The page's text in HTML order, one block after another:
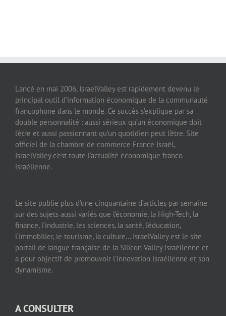
Lancé en mai 2006, IsraelValley est rapidement devenu le
principal outil d’information économique de la communauté
francophone dans le monde. Ce succès s’explique par sa
double personnalité : aussi sérieux qu’un économique doit
l’être et aussi passionnant qu’un quotidien peut l’être. Site
officiel de la chambre de commerce France Israël,
IsraelValley c’est toute l’actualité économique franco-
israélienne.
Le site publie plus d’une cinquantaine d’articles par semaine
sur des sujets aussi variés que l’économie, la High-Tech, la
finance, l’industrie, les sciences, la santé, l’éducation,
l’immobilier, le tourisme, la culture… IsraelValley est le site
portail de langue française de la Silicon Valley israélienne et
a pour objectif de promouvoir l’innovation israélienne et son
dynamisme.
A CONSULTER